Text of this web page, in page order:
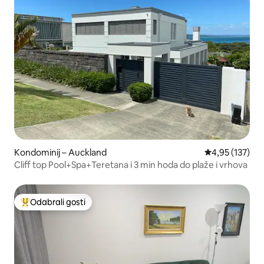
Kondominij – Auckland Prosječna
4,95 (137)
Cliff top Pool+Spa+Teretana i 3 min hoda do plaže i vrhova
Među najviše rangiranima s oznakom „Odabrali gosti”
Odabrali gosti